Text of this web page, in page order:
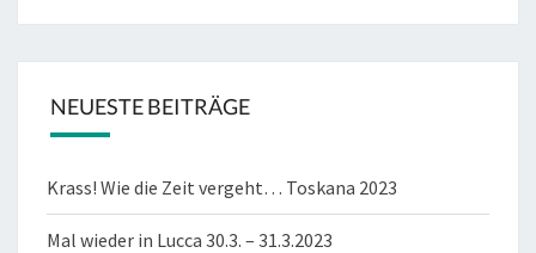
NEUESTE BEITRÄGE
Krass! Wie die Zeit vergeht… Toskana 2023
Mal wieder in Lucca 30.3. – 31.3.2023